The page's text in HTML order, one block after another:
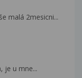
malá 2mesicni...
je u mne...